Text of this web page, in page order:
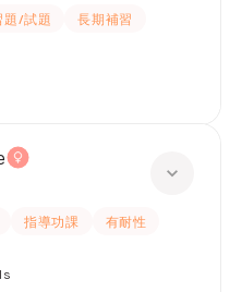
題/試題
長期補習
指導功課
有耐性